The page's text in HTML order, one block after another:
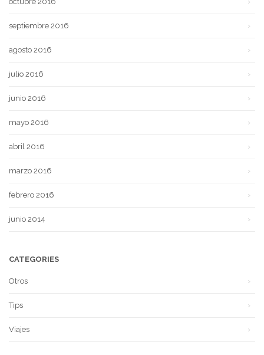
septiembre 2016
agosto 2016
julio 2016
junio 2016
mayo 2016
abril 2016
marzo 2016
febrero 2016
junio 2014
CATEGORIES
Otros
Tips
Viajes